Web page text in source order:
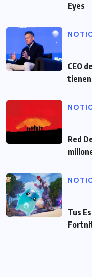
Eyes
CEO
Red
Tus